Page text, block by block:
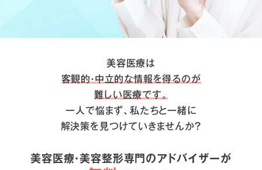
美容医療は
客観的・中立的な情報を得るのが
難しい医療です。
一人で悩まず、私たちと一緒に
解決策を見つけていきませんか？
美容医療・美容整形専門のアドバイザーが